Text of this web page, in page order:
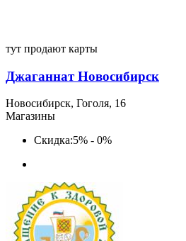
тут продают карты
Джаганнат Новосибирск
Новосибирск, Гоголя, 16
Магазины
Скидка:5% - 0%